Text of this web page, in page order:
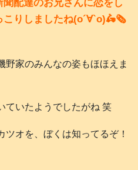
配達のお兄さんに恋をし
こりしましたね(о´∀`о)🛵🗞️
野家のみんなの姿もほほえま
ていたようでしたがね 笑
オを、ぼくは知ってるぞ！